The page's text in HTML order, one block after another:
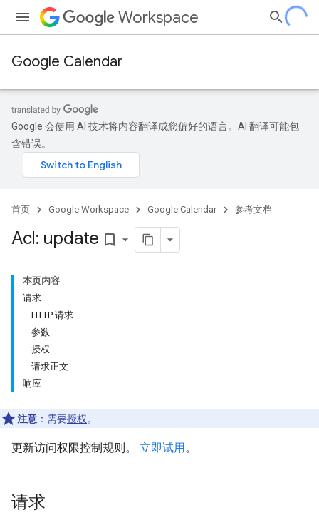
Workspace
Google Calendar
Google 会使用 AI 技术将内容翻译成您偏好的语言。AI 翻译可能包
含错误。
首页 Google Workspace Google Calendar 参考文档
Acl: update bookmark_border
本页内容
请求
HTTP 请求
参数
授权
请求正文
响应
注意 ：需要授权。
更新访问权限控制规则。 立即试用。
请求